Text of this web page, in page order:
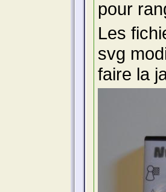
pour
Les
svg
faire la